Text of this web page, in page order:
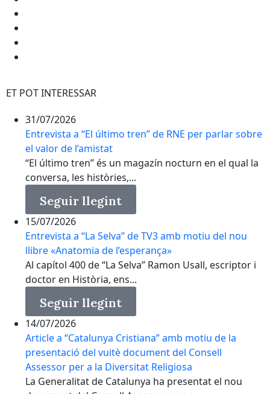
ET POT INTERESSAR
31/07/2026
Entrevista a “El último tren” de RNE per parlar sobre
el valor de l’amistat
“El último tren” és un magazín nocturn en el qual la
conversa, les històries,...
Seguir llegint
15/07/2026
Entrevista a “La Selva” de TV3 amb motiu del nou
llibre «Anatomia de l’esperança»
Al capítol 400 de “La Selva” Ramon Usall, escriptor i
doctor en Història, ens...
Seguir llegint
14/07/2026
Article a “Catalunya Cristiana” amb motiu de la
presentació del vuitè document del Consell
Assessor per a la Diversitat Religiosa
La Generalitat de Catalunya ha presentat el nou